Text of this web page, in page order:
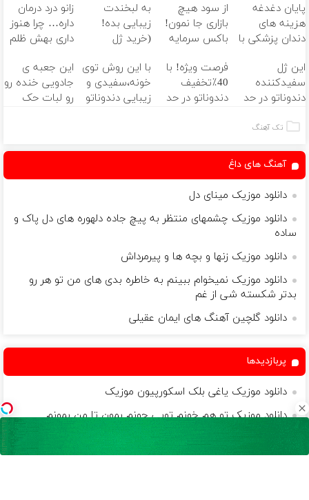
پایان دغدغه
هزینه های
دندان پزشکی با
کننده خانگی
از سود هیچ
بازاری جا نمون!
باکس سرمایه
به لبخندت
زیبایی بده!
(خرید ژل
دندان
با40%تخفیف)
زانو درد درمان
داره… چرا هنوز
داری بهش ظلم
این ژل
سفیدکننده
دندوناتو در حد
میکنه
فرصت ویژه! با
40٪تخفیف
دندوناتو در حد
با این روش توی
خونه،سفیدی و
زیبایی دندوناتو
این جعبه ی
جادویی خنده رو
رو لبات حک
تک آهنگ
آهنگ های داغ
دانلود موزیک مینای دل
دانلود موزیک چشمهای منتظر به پیچ جاده دلهوره های دل پاک و
ساده
دانلود موزیک زنها و بچه ها و پیرمرداش
دانلود موزیک نمیخوام ببینم به خاطره بدی های من تو هر رو
بدتر شکسته شی از غم
دانلود گلچین آهنگ های ایمان عقیلی
پربازدیدها
دانلود موزیک یاغی بلک اسکورپیون موزیک
دانلود موزیک تو هم خونم تویی جونم بمون تا من بمونم
دانلود موزیک گفتی باید خیلی تغییر کنم نتونستم جلو راتو
بگیرم مصطفی حسام